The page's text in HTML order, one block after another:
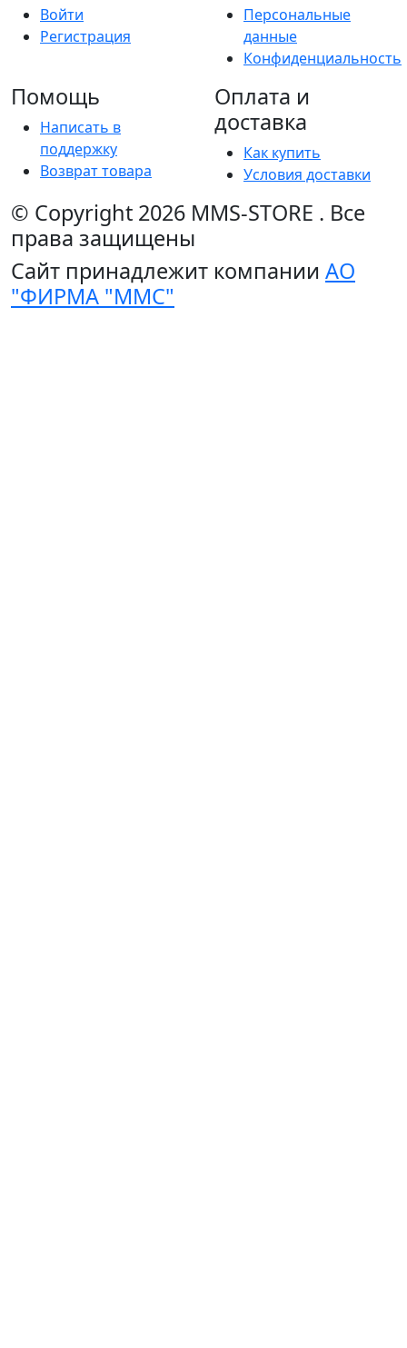
Войти
Регистрация
Персональные
данные
Конфиденциальность
Помощь
Написать в
поддержку
Возврат товара
Оплата и
доставка
Как купить
Условия доставки
© Copyright 2026 MMS-STORE . Все
права защищены
Сайт принадлежит компании АО
"ФИРМА "ММС"